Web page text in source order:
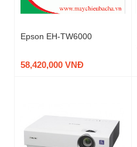
Epson EH-TW6000
58,420,000 VNĐ